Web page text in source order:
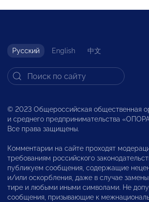
Русский English 中文
© 2023 Общероссийская общественная
и среднего предпринимательства
Все права защищены.
Комментарии на сайте проходят
требованиям российского
публикуем сообщения, содержащие
и/или оскорбления, даже в случае замены
тире и любыми иными символами. Не
сообщения, призывающие к